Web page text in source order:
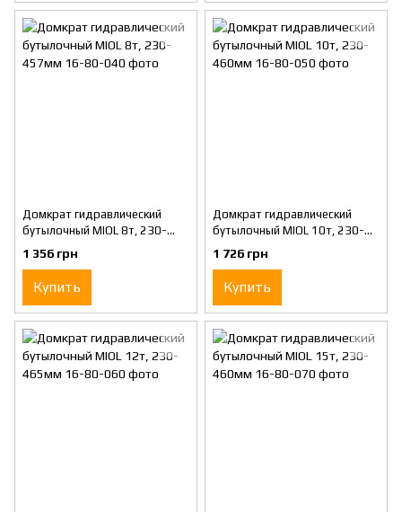
Домкрат гидравлический
бутылочный MIOL 8т, 230-
457мм
1 356 грн
Купить
Домкрат гидравлический
бутылочный MIOL 10т, 230-
460мм
1 726 грн
Купить